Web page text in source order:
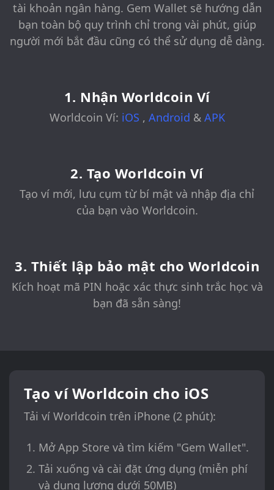
tài khoản ngân hàng. Gem Wallet sẽ hướng dẫn
bạn toàn bộ quy trình chỉ trong vài phút, giúp
người mới bắt đầu cũng có thể sử dụng dễ dàng.
1. Nhận Worldcoin Ví
Worldcoin Ví: iOS , Android & APK
2. Tạo Worldcoin Ví
Tạo ví mới, lưu cụm từ bí mật và nhập địa chỉ
của bạn vào Worldcoin.
3. Thiết lập bảo mật cho Worldcoin
Kích hoạt mã PIN hoặc xác thực sinh trắc học và
bạn đã sẵn sàng!
Tạo ví Worldcoin cho iOS
Tải ví Worldcoin trên iPhone (2 phút):
Mở App Store và tìm kiếm "Gem Wallet".
Tải xuống và cài đặt ứng dụng (miễn phí
và dung lượng dưới 50MB)